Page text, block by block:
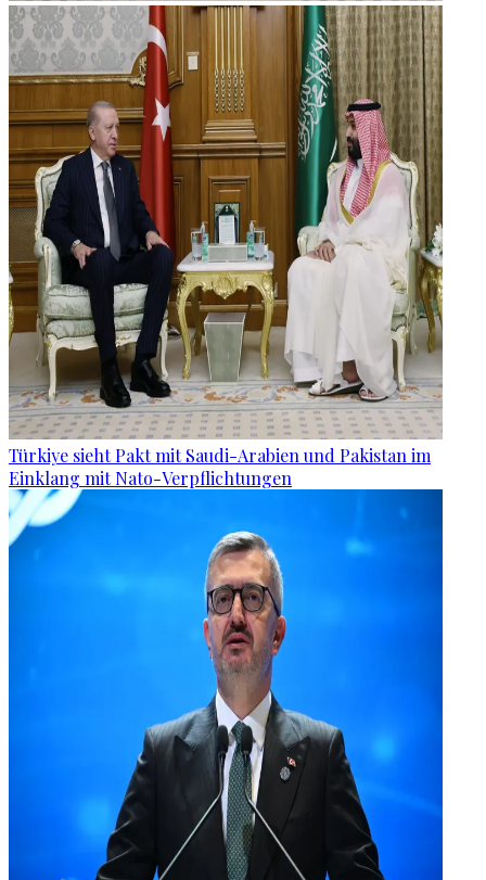
Türkiye sieht Pakt mit Saudi-Arabien und Pakistan im
Einklang mit Nato-Verpflichtungen